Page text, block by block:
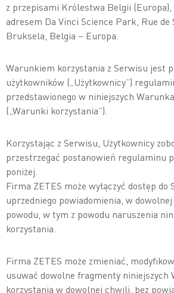
z przepisami Królestwa Belgii (Europa),
adresem Da Vinci Science Park, Rue de
Bruksela, Belgia – Europa.
Warunkiem korzystania z Serwisu jest
użytkowników („Użytkownicy”)
przedstawionego w niniejszych
(„Warunki korzystania”).
Korzystając z Serwisu, Użytkownicy
przestrzegać postanowień regulaminu
poniżej.
Firma ZETES może wyłączyć dostęp do
uprzedniego powiadomienia, w
powodu, w tym z powodu naruszenia
korzystania.
Firma ZETES może zmieniać,
usuwać dowolne fragmenty niniejszych
korzystania w dowolnej chwili, bez